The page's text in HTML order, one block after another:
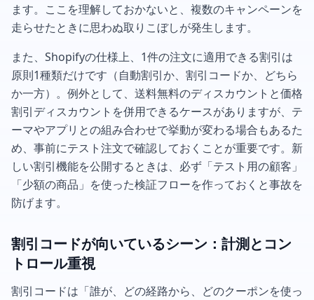
ます。ここを理解しておかないと、複数のキャンペーンを
走らせたときに思わぬ取りこぼしが発生します。
また、Shopifyの仕様上、1件の注文に適用できる割引は
原則1種類だけです（自動割引か、割引コードか、どちら
か一方）。例外として、送料無料のディスカウントと価格
割引ディスカウントを併用できるケースがありますが、テ
ーマやアプリとの組み合わせで挙動が変わる場合もあるた
め、事前にテスト注文で確認しておくことが重要です。新
しい割引機能を公開するときは、必ず「テスト用の顧客」
「少額の商品」を使った検証フローを作っておくと事故を
防げます。
割引コードが向いているシーン：計測とコン
トロール重視
割引コードは「誰が、どの経路から、どのクーポンを使っ